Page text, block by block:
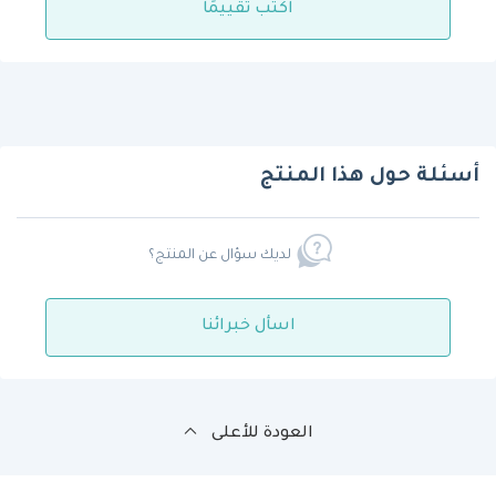
اكتب تقييمًا
أسئلة حول هذا المنتج
لديك سؤال عن المنتج؟
اسأل خبرائنا
العودة للأعلى